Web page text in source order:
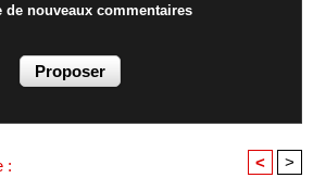
de nouveaux commentaires
: < >